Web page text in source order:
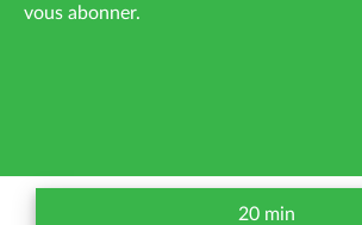
vous abonner.
20 min